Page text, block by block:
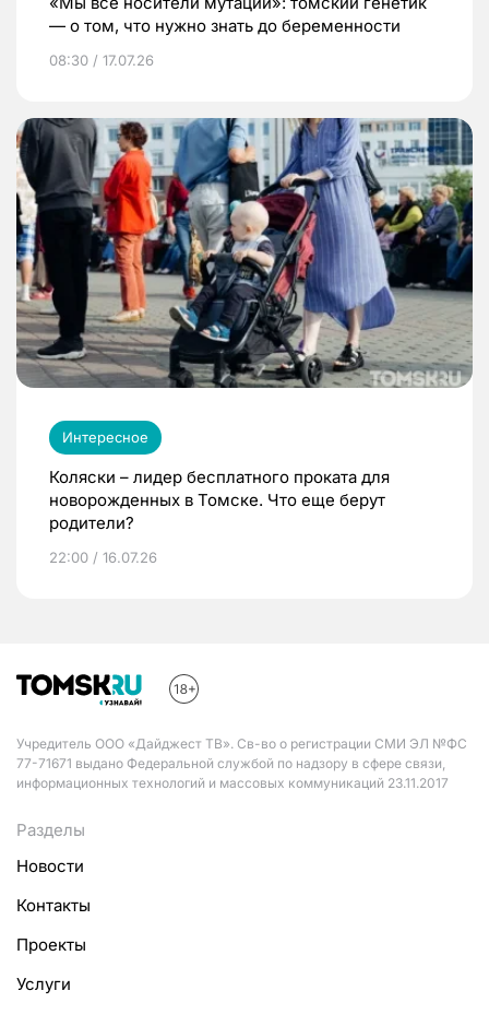
— о том, что нужно знать до беременности
08:30 / 17.07.26
Интересное
Коляски – лидер бесплатного проката для
новорожденных в Томске. Что еще берут
родители?
22:00 / 16.07.26
Учредитель ООО «Дайджест ТВ». Св-во о регистрации СМИ ЭЛ №ФС
77-71671 выдано Федеральной службой по надзору в сфере связи,
информационных технологий и массовых коммуникаций 23.11.2017
Разделы
Новости
Контакты
Проекты
Услуги